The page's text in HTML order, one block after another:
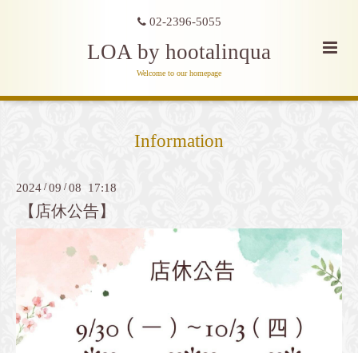
02-2396-5055
LOA by hootalinqua
Welcome to our homepage
Information
2024 /09 /08 17:18
【店休公告】